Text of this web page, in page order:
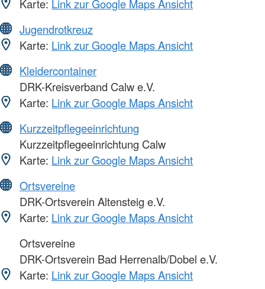
Karte: Link zur Google Maps Ansicht
Jugendrotkreuz
Karte: Link zur Google Maps Ansicht
Kleidercontainer
DRK-Kreisverband Calw e.V.
Karte: Link zur Google Maps Ansicht
Kurzzeitpflegeeinrichtung
Kurzzeitpflegeeinrichtung Calw
Karte: Link zur Google Maps Ansicht
Ortsvereine
DRK-Ortsverein Altensteig e.V.
Karte: Link zur Google Maps Ansicht
Ortsvereine
DRK-Ortsverein Bad Herrenalb/Dobel e.V.
Karte: Link zur Google Maps Ansicht